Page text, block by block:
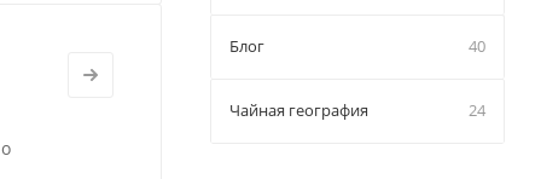
Блог 40
Чайная география 24